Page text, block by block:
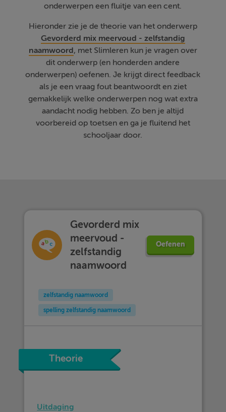
onderwerpen een fluitje van een cent.
Hieronder zie je de theorie van het onderwerp
Gevorderd mix meervoud - zelfstandig
naamwoord, met Slimleren kun je vragen over
dit onderwerp (en honderden andere
onderwerpen) oefenen. Je krijgt direct feedback
als je een vraag fout beantwoordt en ziet
gemakkelijk welke onderwerpen nog wat extra
aandacht nodig hebben. Zo ben je altijd
voorbereid op toetsen en ga je fluitend het
schooljaar door.
Gevorderd mix
meervoud -
zelfstandig
naamwoord
Oefenen
zelfstandig naamwoord
spelling zelfstandig naamwoord
Theorie
Uitdaging